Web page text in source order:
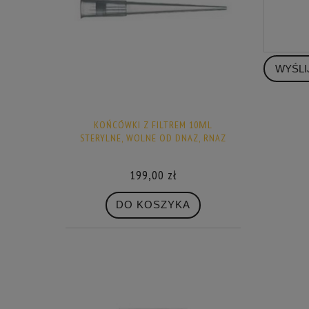
KOŃCÓWKI Z FILTREM 10ΜL
STERYLNE, WOLNE OD DNAZ, RNAZ
199,00 zł
DO KOSZYKA